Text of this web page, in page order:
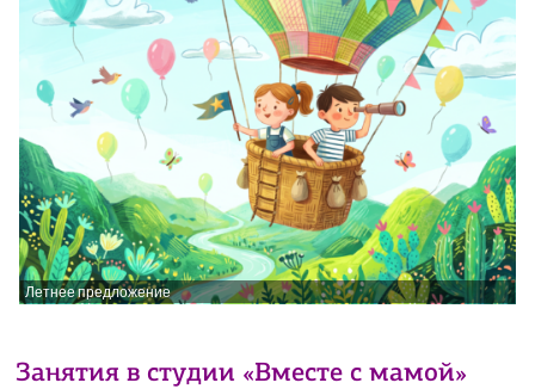
Летнее предложение
Занятия в студии «Вместе с мамой»